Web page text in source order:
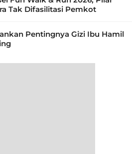
Tak Difasilitasi Pemkot
Pentingnya Gizi Ibu Hamil